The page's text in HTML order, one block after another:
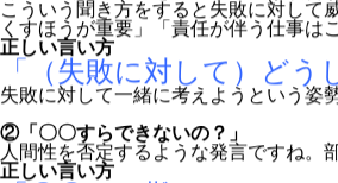
①「（失敗に対して）どうするの？」
部下の失敗の原因を追求してどう改善
こういう聞き方をすると失敗に対して
くすほうが重要」「責任が伴う仕事
正しい言い方
「（失敗に対して）どう
失敗に対して一緒に考えようという姿
②「〇〇すらできないの？」